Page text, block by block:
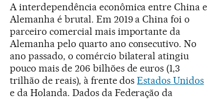
A interdependência econômica entre China e
Alemanha é brutal. Em 2019 a China foi o
parceiro comercial mais importante da
Alemanha pelo quarto ano consecutivo. No
ano passado, o comércio bilateral atingiu
pouco mais de 206 bilhões de euros (1,3
trilhão de reais), à frente dosEstados Unidos
e da Holanda. Dados da Federação da